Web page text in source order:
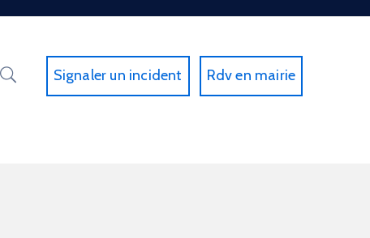
Signaler un incident Rdv en mairie